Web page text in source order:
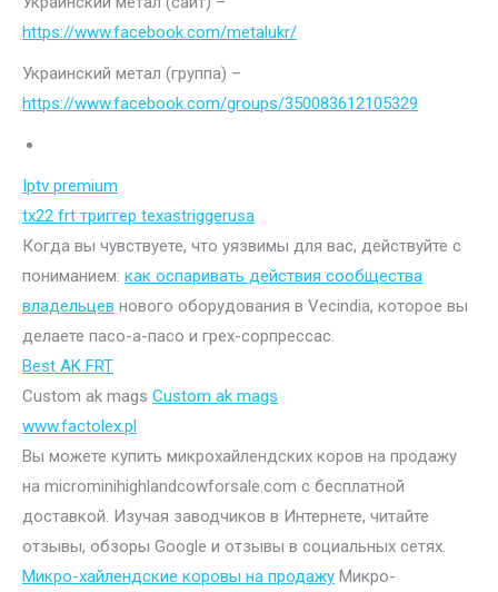
https://www.facebook.com/metalukr/
Украинский метал (группа) –
https://www.facebook.com/groups/350083612105329
Iptv premium
tx22 frt триггер texastriggerusa
Когда вы чувствуете, что уязвимы для вас, действуйте с
пониманием: как оспаривать действия сообщества
владельцев нового оборудования в Vecindia, которое вы
делаете пасо-а-пасо и грех-сорпрессас.
Best AK FRT
Custom ak mags Custom ak mags
www.factolex.pl
Вы можете купить микрохайлендских коров на продажу
на microminihighlandcowforsale.com с бесплатной
доставкой. Изучая заводчиков в Интернете, читайте
отзывы, обзоры Google и отзывы в социальных сетях.
Микро-хайлендские коровы на продажу Микро-